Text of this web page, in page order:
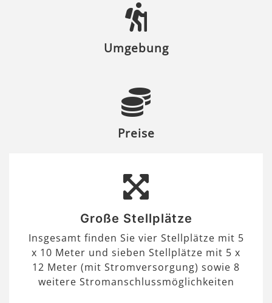
Umgebung
Preise
Große Stellplätze
Insgesamt finden Sie vier Stellplätze mit 5
x 10 Meter und sieben Stellplätze mit 5 x
12 Meter (mit Stromversorgung) sowie 8
weitere Stromanschlussmöglichkeiten